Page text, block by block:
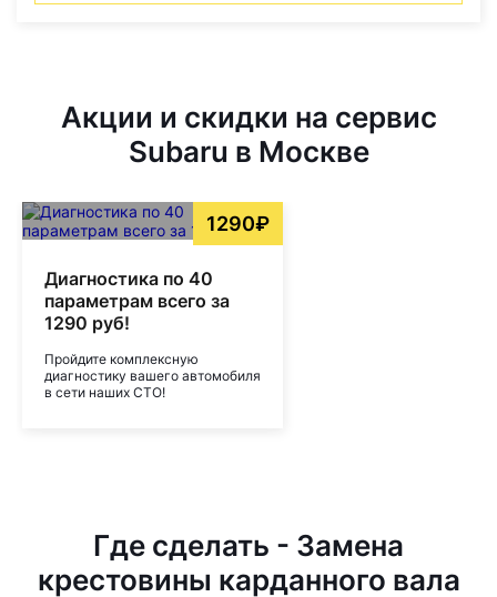
Акции и скидки на сервис
Subaru в Москве
1290₽
Диагностика по 40
параметрам всего за
1290 руб!
Пройдите комплексную
диагностику вашего автомобиля
в сети наших СТО!
Где сделать - Замена
крестовины карданного вала